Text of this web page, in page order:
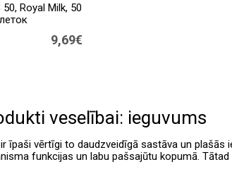
Royal Milk, 50
9,69€
veselībai: ieguvums
īpaši vērtīgi to daudzveidīgā sastāva un
funkcijas un labu pašsajūtu kopumā.